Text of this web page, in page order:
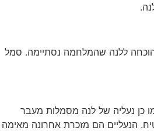
הוכחה ללנה שהמלחמה נסתיימה. סמל
כן נעליה של לנה מסמלות מעבר
הנעליים הם מזכרת אחרונה מאימה